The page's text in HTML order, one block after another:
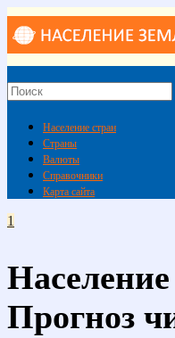
Skip
to
content
Население
(мира)
Население
Земли
(мира)
Население стран
Страны
Валюты
Справочники
Карта сайта
1
Прогноз